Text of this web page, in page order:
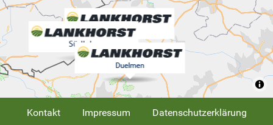
Kontakt Impressum Datenschutzerklärung